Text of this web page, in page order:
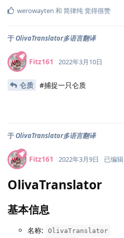
werowayten 和 简律纯觉得很赞
于OlivaTranslator多语言翻译
Fitz161 2022年3月10日
仑质 #捕捉一只仑质
于OlivaTranslator多语言翻译
Fitz161 2022年3月9日 已编辑
OlivaTranslator
基本信息
名称: OlivaTranslator